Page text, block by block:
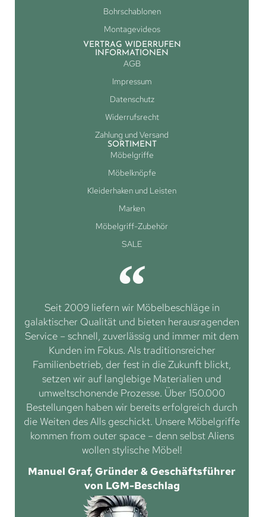
Bohrschablonen
Montagevideos
VERTRAG WIDERRUFEN
INFORMATIONEN
AGB
Impressum
Datenschutz
Widerrufsrecht
Zahlung und Versand
SORTIMENT
Möbelgriffe
Möbelknöpfe
Kleiderhaken und Leisten
Marken
Möbelgriff-Zubehör
SALE
Seit 2009 liefern wir Möbelbeschläge in
galaktischer Qualität und bieten herausragenden
Service – schnell, zuverlässig und immer mit dem
Kunden im Fokus. Als traditionsreicher
Familienbetrieb, der fest in die Zukunft blickt,
setzen wir auf langlebige Materialien und
umweltschonende Prozesse. Über 150.000
Bestellungen haben wir bereits erfolgreich durch
die Weiten des Alls geschickt. Unsere Möbelgriffe
kommen from outer space – denn selbst Aliens
wollen stylische Möbel!
Manuel Graf, Gründer & Geschäftsführer
von LGM-Beschlag